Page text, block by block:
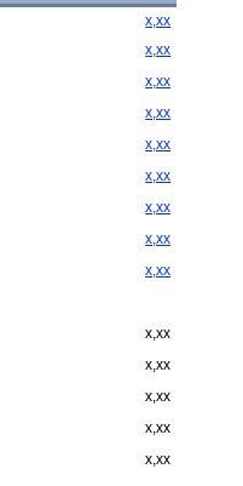
x,xx
x,xx
x,xx
x,xx
x,xx
x,xx
x,xx
x,xx
x,xx
x,xx
x,xx
x,xx
x,xx
x,xx